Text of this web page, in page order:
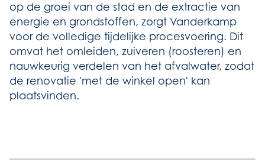
op de groei van de stad en de extractie van
energie en grondstoffen, zorgt Vanderkamp
voor de volledige tijdelijke procesvoering. Dit
omvat het omleiden, zuiveren (roosteren) en
nauwkeurig verdelen van het afvalwater, zodat
de renovatie 'met de winkel open' kan
plaatsvinden.